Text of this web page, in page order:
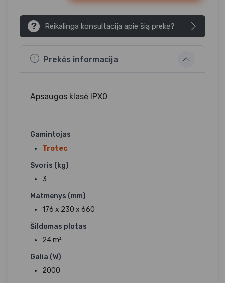
? Reikalinga konsultacija apie šią prekę?
Prekės informacija
Apsaugos klasė IPX0
Gamintojas
Trotec
Svoris (kg)
3
Matmenys (mm)
176 x 230 x 660
Šildomas plotas
24 m²
Galia (W)
2000